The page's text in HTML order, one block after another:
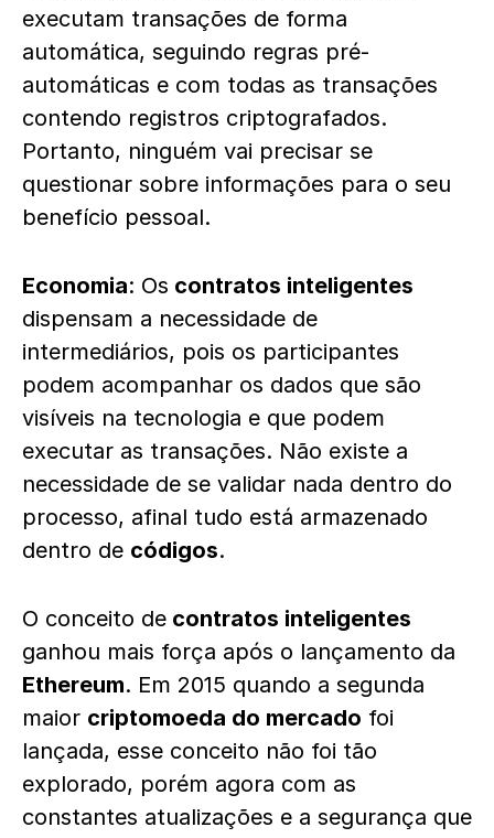
executam transações de forma
automática, seguindo regras pré-
automáticas e com todas as transações
contendo registros criptografados.
Portanto, ninguém vai precisar se
questionar sobre informações para o seu
benefício pessoal.
Economia: Os contratos inteligentes
dispensam a necessidade de
intermediários, pois os participantes
podem acompanhar os dados que são
visíveis na tecnologia e que podem
executar as transações. Não existe a
necessidade de se validar nada dentro do
processo, afinal tudo está armazenado
dentro de códigos.
O conceito de contratos inteligentes
ganhou mais força após o lançamento da
Ethereum. Em 2015 quando a segunda
maior criptomoeda do mercado foi
lançada, esse conceito não foi tão
explorado, porém agora com as
constantes atualizações e a segurança que